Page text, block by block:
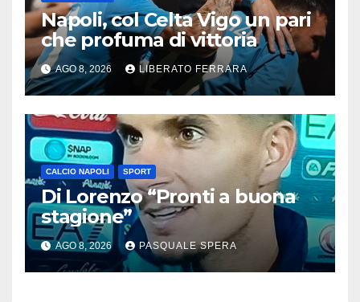
Napoli, col Celta Vigo un pari
che profuma di vittoria
AGO 8, 2026 LIBERATO FERRARA
CALCIO NAPOLI SPORT
Di Lorenzo “Pronti a buona
stagione”
AGO 8, 2026 PASQUALE SPERA